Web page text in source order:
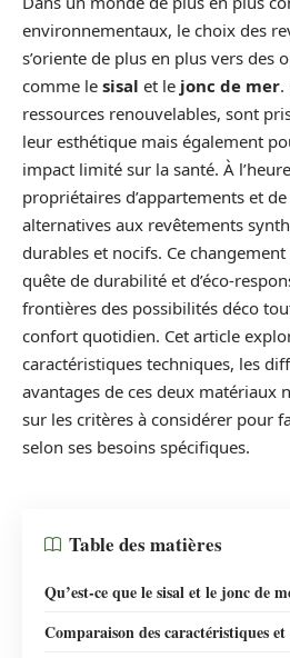
environnementaux, le choix des
s’oriente de plus en plus vers des
comme le sisal et le jonc de mer.
ressources renouvelables, sont
leur esthétique mais également
impact limité sur la santé. À
propriétaires d’appartements et
alternatives aux revêtements
durables et nocifs. Ce
quête de durabilité et d’éco-
frontières des possibilités déco
confort quotidien. Cet article
caractéristiques techniques, les
avantages de ces deux matériaux
sur les critères à considérer pour
selon ses besoins spécifiques.
Table des matières
Qu’est-ce que le sisal et le jonc de
Comparaison des caractéristiques